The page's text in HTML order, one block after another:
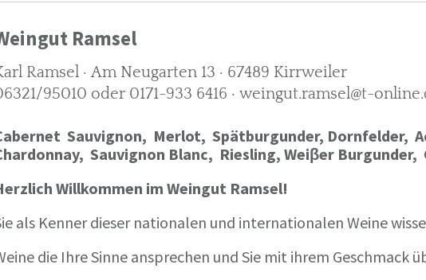
Ramsel
Ramsel · Am Neugarten 13 · 67489 Kirrweiler
95010 oder 0171-933 6416 · weingut.ramsel@t-
Sauvignon, Merlot, Spätburgunder, Dornfelder,
Sauvignon Blanc, Riesling, Weiβer Burgunder,
Willkommen im Weingut Ramsel!
als Kenner dieser nationalen und internationalen Weine
die Ihre Sinne ansprechen und Sie mit ihrem Geschmack